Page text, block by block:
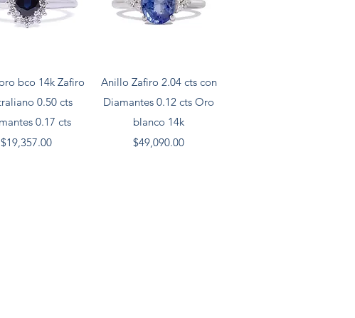
Vista rápida
bco 14k Zafiro
0.50 cts
0.17 cts
Precio
$19,357.00
Vista rápida
Anillo Zafiro 2.04 cts con
Diamantes 0.12 cts Oro
blanco 14k
Precio
$49,090.00